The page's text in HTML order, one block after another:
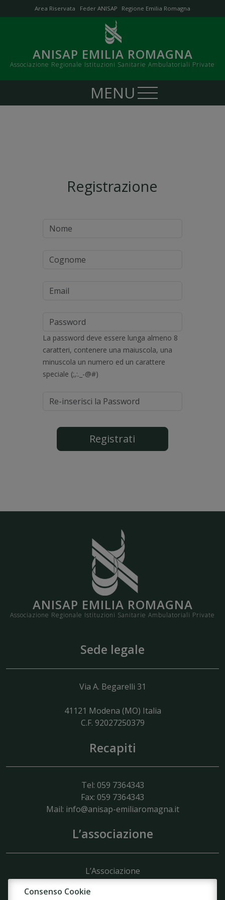
ANISAP EMILIA ROMAGNA
Associazione Regionale Istituzioni Sanitarie Ambulatoriali Private
Area Riservata Feder ANISAP Regione Emilia Romagna
Registrazione
Nome
Cognome
Email
Password
La password deve essere lunga almeno 8
caratteri, contenere una maiuscola, una
minuscola un numero ed un carattere
speciale (;,:._-@#)
Re-inserisci la Password
Registrati
ANISAP EMILIA ROMAGNA
Associazione Regionale Istituzioni Sanitarie Ambulatoriali Private
Sede legale
Via A. Begarelli 31
41121 Modena (MO) Italia
C.F. 92027250379
Recapiti
Tel: 059 7364343
Fax: 059 7364343
Mail: info@anisap-emiliaromagna.it
L’associazione
L’Associazione
Struttura
Organigramma
Consenso Cookie